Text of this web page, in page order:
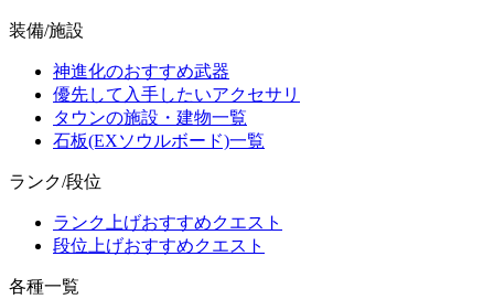
装備/施設
神進化のおすすめ武器
優先して入手したいアクセサリ
タウンの施設・建物一覧
石板(EXソウルボード)一覧
ランク/段位
ランク上げおすすめクエスト
段位上げおすすめクエスト
各種一覧